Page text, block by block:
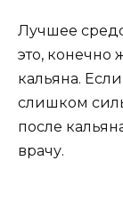
Лучшее
это, конечно
кальяна.
слишком
после
врачу.